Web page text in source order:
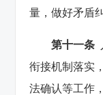
量，做好矛盾
第十一条
衔接机制落实
法确认等工作